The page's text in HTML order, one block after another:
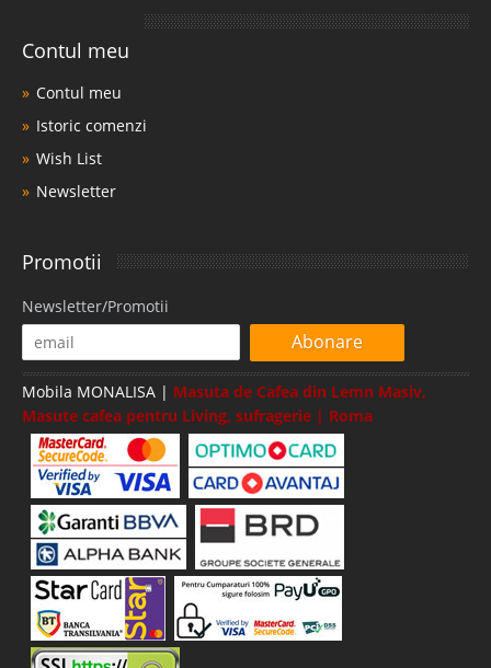
Contul meu
Contul meu
Istoric comenzi
Wish List
Newsletter
Promotii
Newsletter/Promotii
Abonare
Mobila MONALISA | Masuta de Cafea din Lemn Masiv,
Masute cafea pentru Living, sufragerie | Roma